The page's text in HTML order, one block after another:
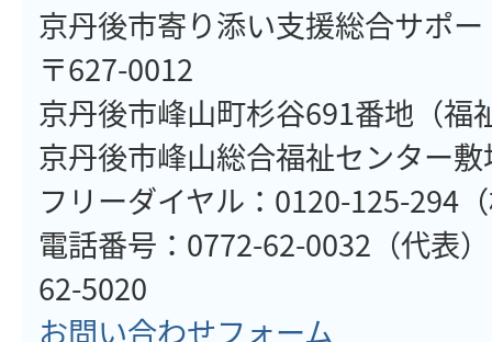
京丹後市寄り添い支援総合サポ
〒627-0012
京丹後市峰山町杉谷691番地（福
京丹後市峰山総合福祉センター
フリーダイヤル：0120-125-294
電話番号：0772-62-0032（代表
62-5020
お問い合わせフォーム